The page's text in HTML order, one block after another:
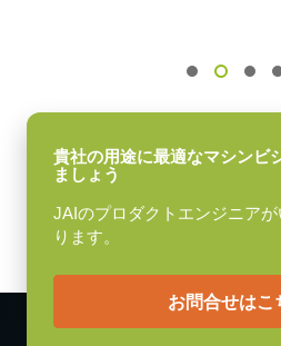
センササイズ 横x縦
7.1 x 5.4 mm
外形寸法 高さx幅x奥行
29 x 44 x 66 mm
貴社の用途に最適なマシンビ
ましょう
JAIのプロダクトエンジニア
ります。
お問合せはこ